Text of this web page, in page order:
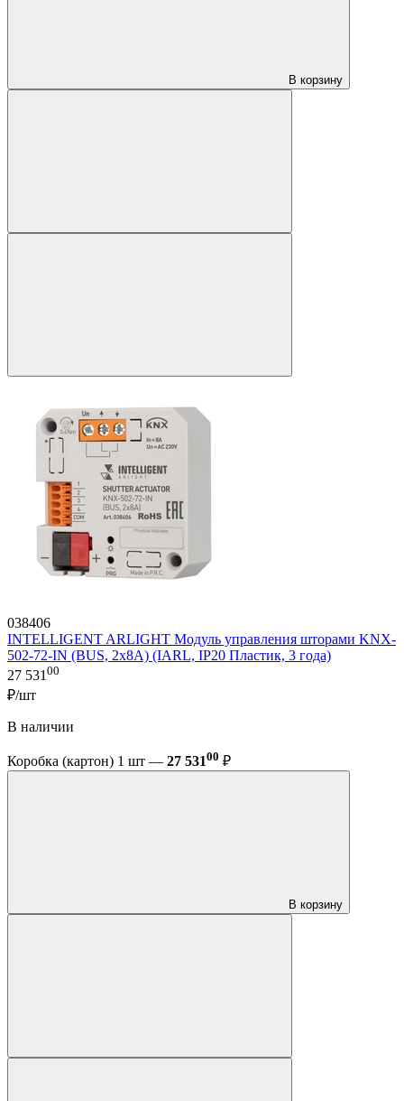
В корзину
038406
INTELLIGENT ARLIGHT Модуль управления шторами KNX-
502-72-IN (BUS, 2x8A) (IARL, IP20 Пластик, 3 года)
27 53100
₽/шт
В наличии
Коробка (картон) 1 шт — 27 53100 ₽
В корзину